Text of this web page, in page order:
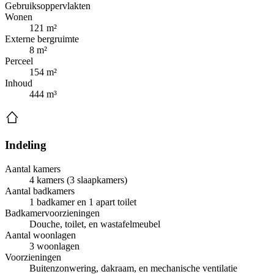
Gebruiksoppervlakten
Wonen
121 m²
Externe bergruimte
8 m²
Perceel
154 m²
Inhoud
444 m³
Indeling
Aantal kamers
4 kamers (3 slaapkamers)
Aantal badkamers
1 badkamer en 1 apart toilet
Badkamervoorzieningen
Douche, toilet, en wastafelmeubel
Aantal woonlagen
3 woonlagen
Voorzieningen
Buitenzonwering, dakraam, en mechanische ventilatie